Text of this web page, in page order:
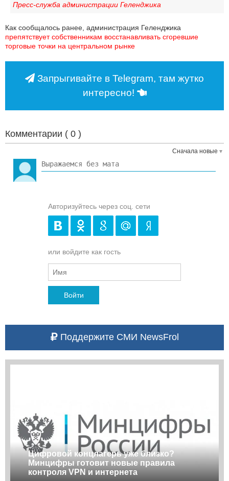
Пресс-служба администрации Геленджика
Как сообщалось ранее, администрация Геленджика
препятствует собственникам восстанавливать сгоревшие
торговые точки на центральном рынке
Запрыгивайте в Telegram, там жутко
интересно!
Комментарии ( 0 )
Сначала новые
Авторизуйтесь через соц. сети
или войдите как гость
Войти
Поддержите СМИ NewsFrol
Цифровой концлагерь уже близко?
Минцифры готовит новые правила
контроля VPN и интернета